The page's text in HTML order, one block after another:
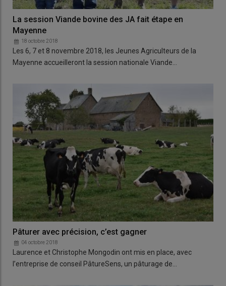
La session Viande bovine des JA fait étape en
Mayenne
18 octobre 2018
Les 6, 7 et 8 novembre 2018, les Jeunes Agriculteurs de la
Mayenne accueilleront la session nationale Viande…
Pâturer avec précision, c’est gagner
04 octobre 2018
Laurence et Christophe Mongodin ont mis en place, avec
l’entreprise de conseil PâtureSens, un pâturage de…